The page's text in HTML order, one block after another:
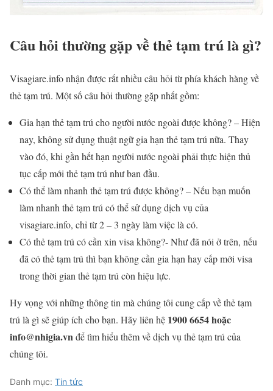
Câu hỏi thường gặp về thẻ tạm trú là gì?
Visagiare.info nhận được rất nhiều câu hỏi từ phía khách hàng về
thẻ tạm trú. Một số câu hỏi thường gặp nhất gồm:
Gia hạn thẻ tạm trú cho người nước ngoài được không? – Hiện
nay, không sử dụng thuật ngữ gia hạn thẻ tạm trú nữa. Thay
vào đó, khi gần hết hạn người nước ngoài phải thực hiện thủ
tục cấp mới thẻ tạm trú như ban đầu.
Có thể làm nhanh thẻ tạm trú được không? – Nếu bạn muốn
làm nhanh thẻ tạm trú có thể sử dụng dịch vụ của
visagiare.info, chỉ từ 2 – 3 ngày làm việc là có.
Có thẻ tạm trú có cần xin visa không?- Như đã nói ở trên, nếu
đã có thẻ tạm trú thì bạn không cần gia hạn hay cấp mới visa
trong thời gian thẻ tạm trú còn hiệu lực.
Hy vọng với những thông tin mà chúng tôi cung cấp về thẻ tạm
trú là gì sẽ giúp ích cho bạn. Hãy liên hệ 1900 6654 hoặc
info@nhigia.vnđể tìm hiểu thêm về dịch vụ thẻ tạm trú của
chúng tôi.
Danh mục: Tin tức